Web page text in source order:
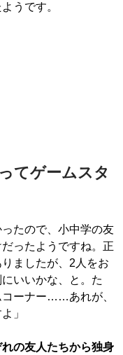
うです。
てゲームスタ
ったので、小中学の友
ったようですね。正
ましたが、2人をお
いいかな、と。た
コーナー……あれが、
」
の友人たちから独身